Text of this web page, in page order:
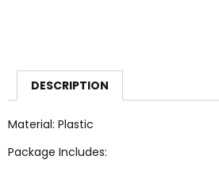
DESCRIPTION
Material: Plastic
Package Includes: